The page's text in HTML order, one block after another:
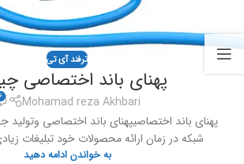
ترفند آی تی
پهنای باند اختصاصی
Mohamad reza Akhbari
پهنای باند اختصاصیپهنای باند اختصاصی
شبکه در زمان ارائه محصولات خود تبلیغات
به خواندن ادامه دهید